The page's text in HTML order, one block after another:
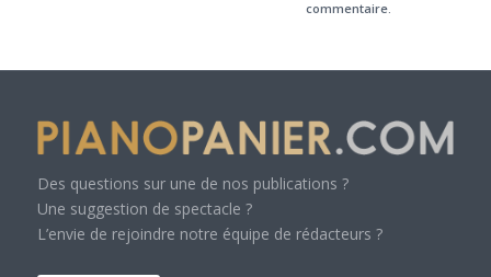
commentaire.
Des questions sur une de nos publications ?
Une suggestion de spectacle ?
L’envie de rejoindre notre équipe de rédacteurs ?